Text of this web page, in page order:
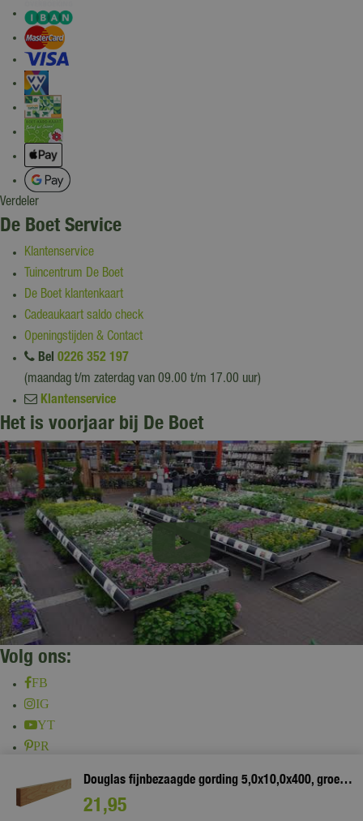
Douglas fijnbezaagde gording 5,0x10,0x400, groen geïmpregneerd
21,95
Verdeler
De Boet Service
Klantenservice
Tuincentrum De Boet
De Boet klantenkaart
Cadeaukaart saldo check
Openingstijden & Contact
Bel 0226 352 197
(maandag t/m zaterdag van 09.00 t/m 17.00 uur)
Klantenservice
Het is voorjaar bij De Boet
Volg ons:
FB
IG
YT
PR
Bij het gebruik van onze website accepteer je onze